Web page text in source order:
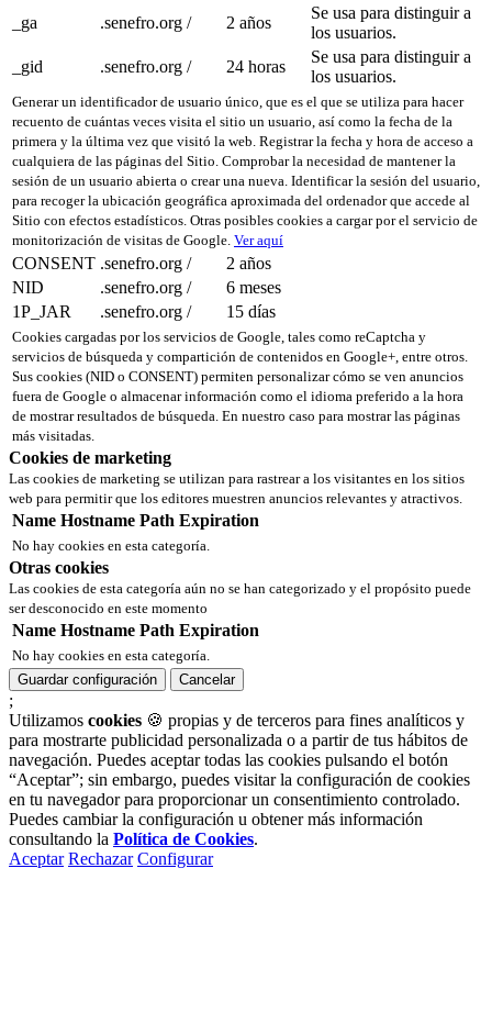
_ga
.senefro.org / 2 años
Se usa para distinguir a
los usuarios.
_gid
.senefro.org / 24 horas
Se usa para distinguir a
los usuarios.
Generar un identificador de usuario único, que es el que se utiliza para hacer
recuento de cuántas veces visita el sitio un usuario, así como la fecha de la
primera y la última vez que visitó la web. Registrar la fecha y hora de acceso a
cualquiera de las páginas del Sitio. Comprobar la necesidad de mantener la
sesión de un usuario abierta o crear una nueva. Identificar la sesión del usuario,
para recoger la ubicación geográfica aproximada del ordenador que accede al
Sitio con efectos estadísticos. Otras posibles cookies a cargar por el servicio de
monitorización de visitas de Google. Ver aquí
CONSENT .senefro.org /
2 años
NID
.senefro.org /
6 meses
1P_JAR
.senefro.org / 15 días
Cookies cargadas por los servicios de Google, tales como reCaptcha y
servicios de búsqueda y compartición de contenidos en Google+, entre otros.
Sus cookies (NID o CONSENT) permiten personalizar cómo se ven anuncios
fuera de Google o almacenar información como el idioma preferido a la hora
de mostrar resultados de búsqueda. En nuestro caso para mostrar las páginas
más visitadas.
Cookies de marketing
Las cookies de marketing se utilizan para rastrear a los visitantes en los sitios
web para permitir que los editores muestren anuncios relevantes y atractivos.
Name Hostname Path Expiration
No hay cookies en esta categoría.
Otras cookies
Las cookies de esta categoría aún no se han categorizado y el propósito puede
ser desconocido en este momento
Name Hostname Path Expiration
No hay cookies en esta categoría.
Guardar configuración
Cancelar
;
Utilizamos cookies 🍪 propias y de terceros para fines analíticos y
para mostrarte publicidad personalizada o a partir de tus hábitos de
navegación. Puedes aceptar todas las cookies pulsando el botón
“Aceptar”; sin embargo, puedes visitar la configuración de cookies
en tu navegador para proporcionar un consentimiento controlado.
Puedes cambiar la configuración u obtener más información
consultando la Política de Cookies.
Aceptar Rechazar Configurar